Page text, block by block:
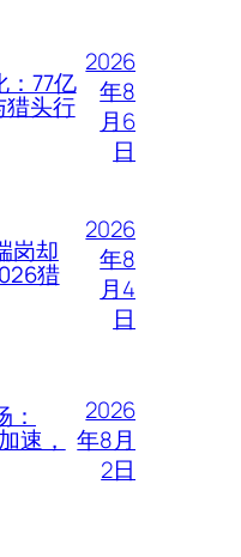
：77亿
猎头行
2026
年8
月6
日
岗却
猎
2026
年8
月4
日
速，
2026
年8月
2日